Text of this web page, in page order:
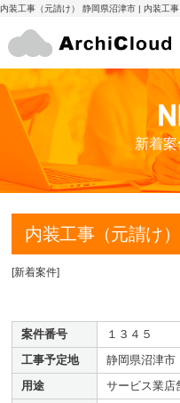
内装工事（元請け） 静岡県沼津市 | 内装工
新着
内装工事（元請け
[新着案件]
案件番号
１３４５
工事予定地
静岡県沼津市
用途
サービス業店